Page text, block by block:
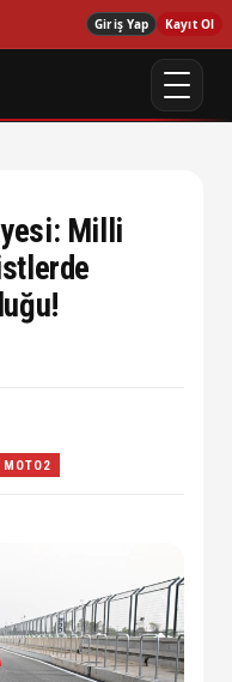
Giriş Yap Kayıt Ol
Milli
MOTO2